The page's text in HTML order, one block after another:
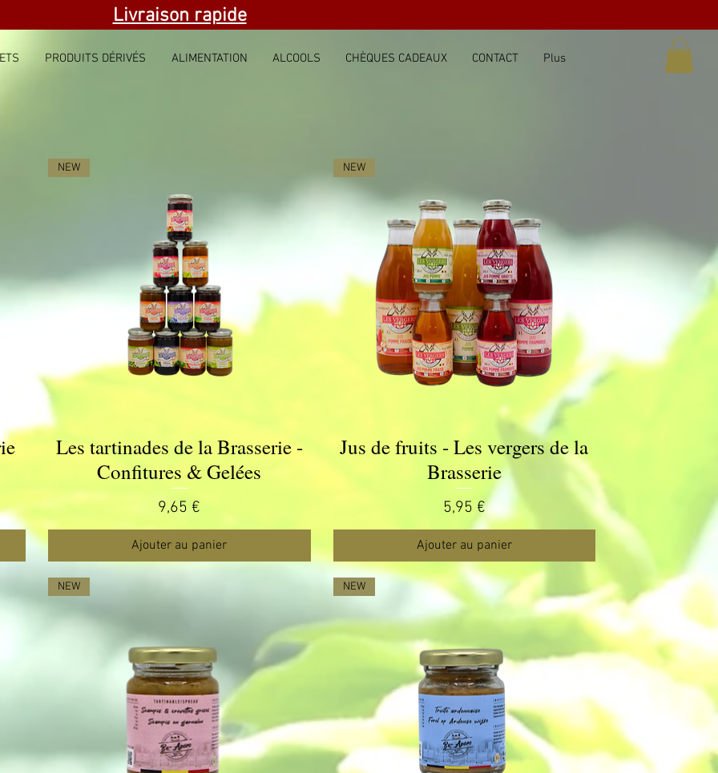
Livraison rapide
PRODUITS DÉRIVÉS ALIMENTATION ALCOOLS CHÈQUES CADEAUX CONTACT Plus
Aperçu rapide
NEW
Les tartinades de la Brasserie -
Confitures & Gelées
Prix
9,65 €
Ajouter au panier
Aperçu rapide
NEW
Jus de fruits - Les vergers de la
Brasserie
Prix
5,95 €
Ajouter au panier
NEW NEW